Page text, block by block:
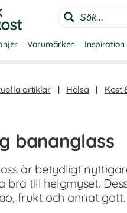
Varumärken Inspiration
artiklar | Hälsa | Kost
bananglass
är betydligt
bra till helgmyset.
frukt och annat gott.